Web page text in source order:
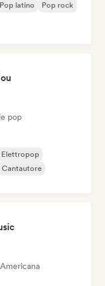
Pop latino
Pop rock
pop
Elettropop
Cantautore
Americana